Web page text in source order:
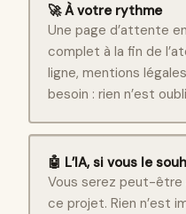
🚀 À votre rythme
Une page d’attente
complet à la fin de
ligne, mentions
besoin : rien n’est
🤖 L’IA, si vous le
Vous serez peut-être
ce projet. Rien n’est